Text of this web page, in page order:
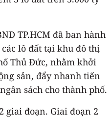
TP.HCM đã ban hành
lô đất tại khu đô thị
Thủ Đức, nhằm khởi
sản, đẩy nhanh tiến
sách cho thành phố.
giai đoạn. Giai đoạn 2